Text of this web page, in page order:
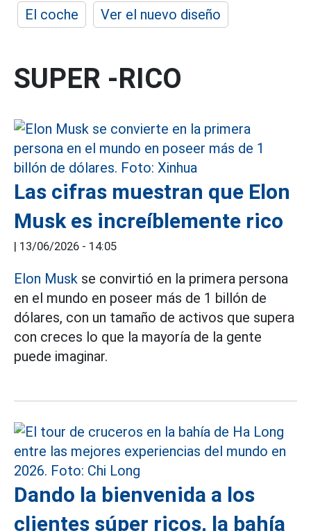
El coche
Ver el nuevo diseño
SUPER -RICO
Las cifras muestran que Elon
Musk es increíblemente rico
| 13/06/2026 - 14:05
Elon Musk se convirtió en la primera persona
en el mundo en poseer más de 1 billón de
dólares, con un tamaño de activos que supera
con creces lo que la mayoría de la gente
puede imaginar.
Dando la bienvenida a los
clientes súper ricos, la bahía